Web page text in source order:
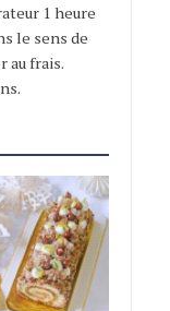
1 heure
le sens de
au frais.